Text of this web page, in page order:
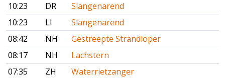
10:23
DR
Slangenarend
10:23
LI
Slangenarend
08:42
NH
Gestreepte Strandloper
08:17
NH
Lachstern
07:35
ZH
Waterrietzanger